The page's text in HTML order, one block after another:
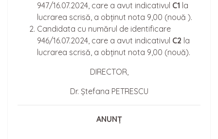
947/16.07.2024, care a avut indicativul C1 la
lucrarea scrisă, a obținut nota 9,00 (nouă ).
Candidata cu numărul de identificare
946/16.07.2024, care a avut indicativul C2 la
lucrarea scrisă, a obținut nota 9,00 (nouă).
DIRECTOR,
Dr. Ștefana PETRESCU
ANUNȚ